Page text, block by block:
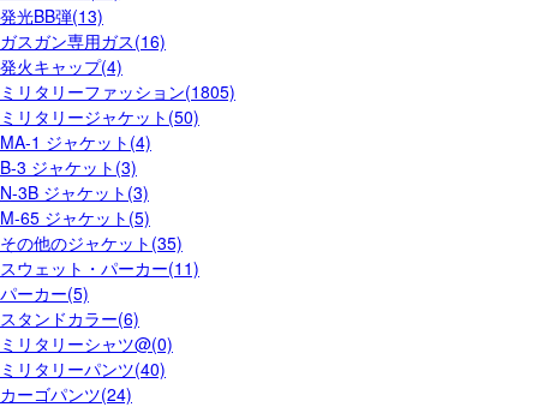
発光BB弾(13)
ガスガン専用ガス(16)
発火キャップ(4)
ミリタリーファッション(1805)
ミリタリージャケット(50)
MA-1 ジャケット(4)
B-3 ジャケット(3)
N-3B ジャケット(3)
M-65 ジャケット(5)
その他のジャケット(35)
スウェット・パーカー(11)
パーカー(5)
スタンドカラー(6)
ミリタリーシャツ@(0)
ミリタリーパンツ(40)
カーゴパンツ(24)